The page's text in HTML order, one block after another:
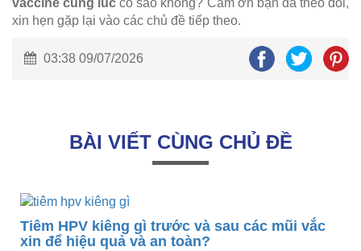
vaccine cùng lúc có sao không? Cảm ơn bạn đã theo dõi,
xin hẹn gặp lại vào các chủ đề tiếp theo.
03:38 09/07/2026
BÀI VIẾT CÙNG CHỦ ĐỀ
HPV kiêng gì trước và sau các mũi vắc
để hiệu quả và an toàn?